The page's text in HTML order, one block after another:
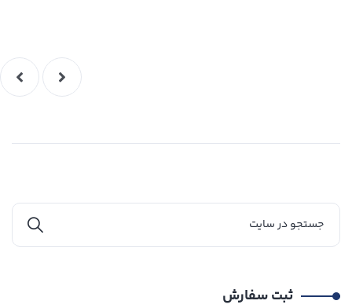
ثبت سفارش